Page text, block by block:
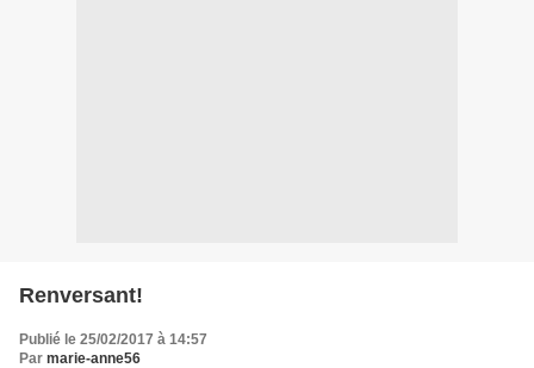
Renversant!
Publié le 25/02/2017 à 14:57
Par marie-anne56